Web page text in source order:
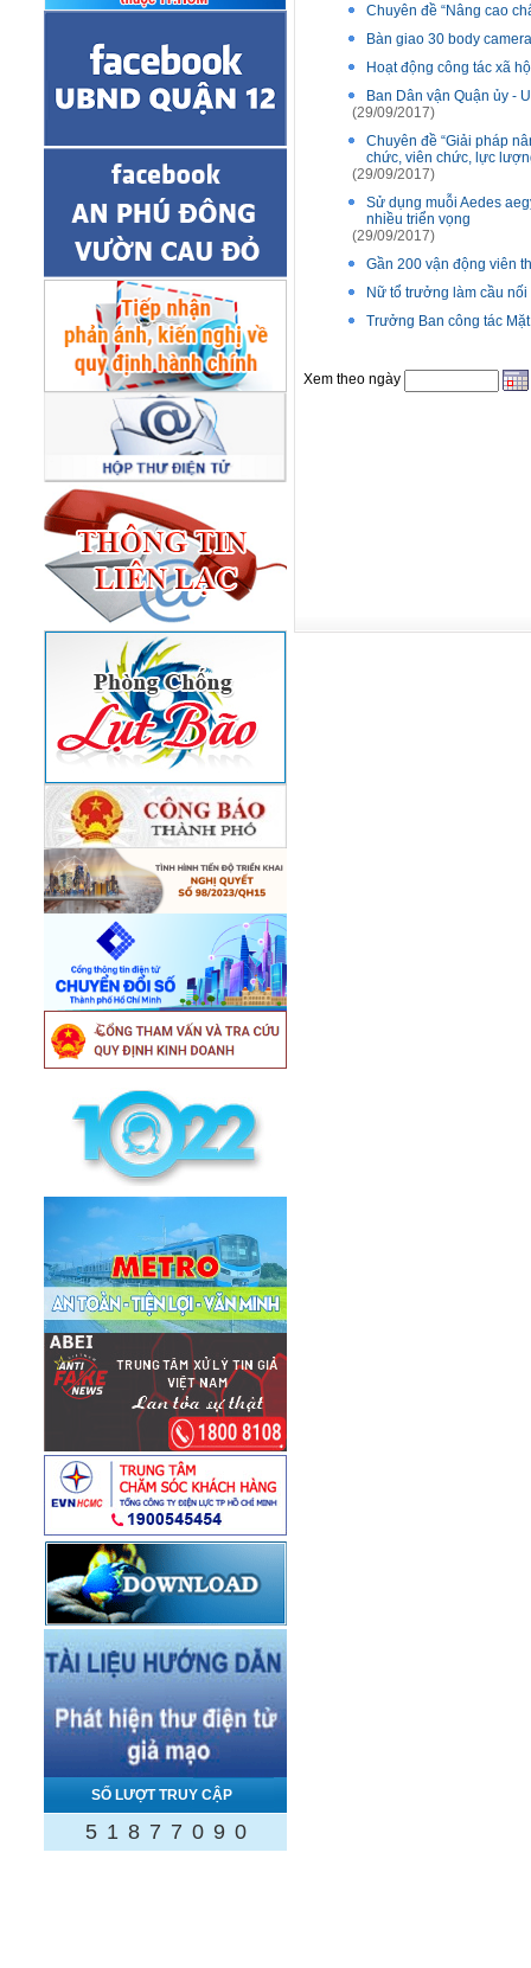
SỐ LƯỢT TRUY CẬP
5 1 8 7 7 0 9 0
Chuyên đề “Nâng cao
Bàn giao 30 body
Hoạt động công tác xã
Ban Dân vận Quận ủy -
(29/09/2017)
Chuyên đề “Giải pháp
chức, viên chức, lực
(29/09/2017)
Sử dụng muỗi Aedes
nhiều triển vọng
(29/09/2017)
Gần 200 vận động viên
Nữ tổ trưởng làm cầu
Trưởng Ban công tác
Xem theo ngày